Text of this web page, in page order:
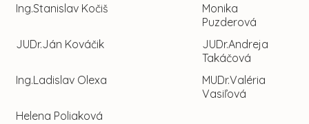
Ing.Stanislav Kočiš
Monika
Puzderová
JUDr.Ján Kováčik
JUDr.Andreja
Takáčová
Ing.Ladislav Olexa
MUDr.Valéria
Vasiľová
Helena Poliaková